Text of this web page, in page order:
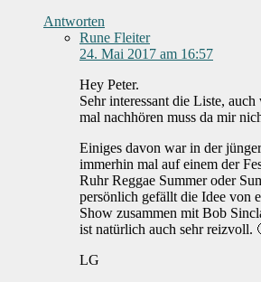
Antworten
Rune Fleiter
24. Mai 2017 am 16:57
Hey Peter.
Sehr interessant die Liste,
mal nachhören muss da mir
Einiges davon war in der
immerhin mal auf einem der
Ruhr Reggae Summer oder
persönlich gefällt die Idee von
Show zusammen mit Bob
ist natürlich auch sehr reizvoll.
LG